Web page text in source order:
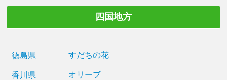
四国地方
徳島県 すだちの花
香川県 オリーブ